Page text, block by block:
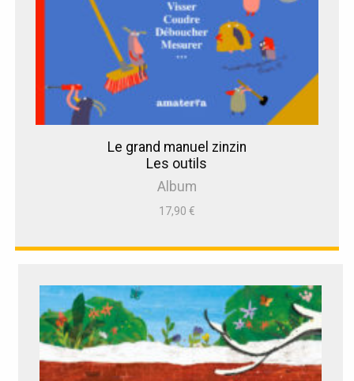
Le grand manuel zinzin
Les outils
Album
17,90 €